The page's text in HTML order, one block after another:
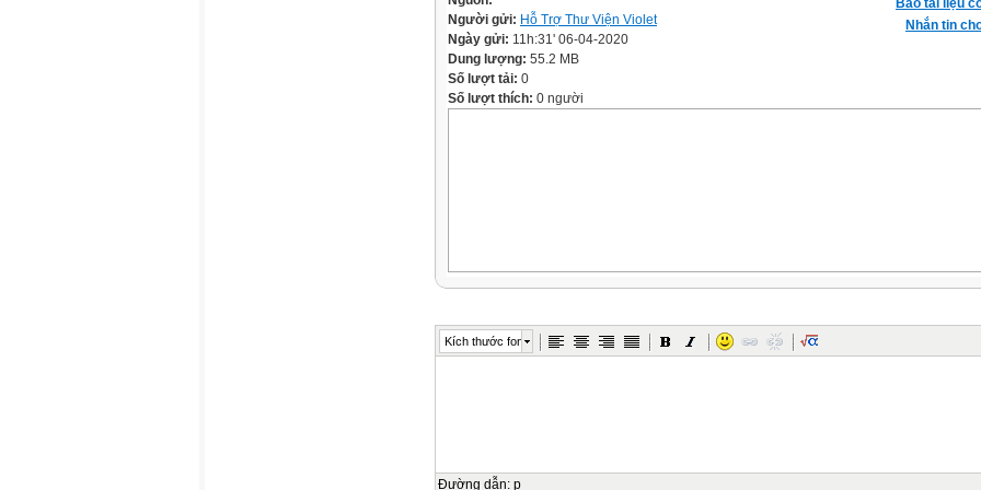
Báo tài liệu
Nhắn tin
Người gửi: Hỗ Trợ Thư Viện Violet
Ngày gửi: 11h:31' 06-04-2020
Dung lượng: 55.2 MB
Số lượt tải: 0
Số lượt thích: 0 người
Kích thước font
Đường dẫn: p